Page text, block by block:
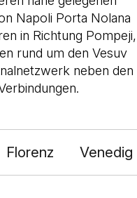
Napoli Porta Nolana
in Richtung Pompeji,
rund um den Vesuv
neben den
Florenz Venedig